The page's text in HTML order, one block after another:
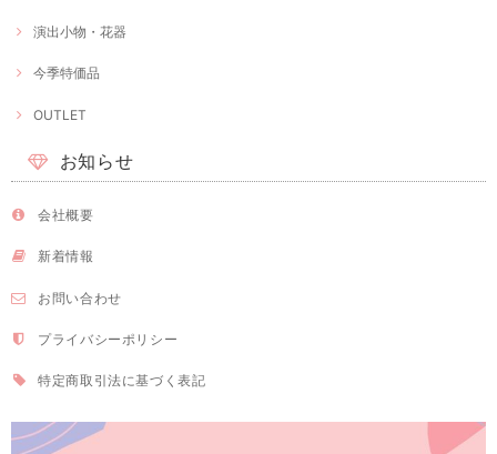
演出小物・花器
今季特価品
OUTLET
お知らせ
会社概要
新着情報
お問い合わせ
プライバシーポリシー
特定商取引法に基づく表記